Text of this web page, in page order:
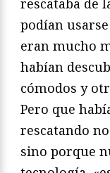
rescataba de
podían
eran mucho
habían
cómodos y
Pero que
rescatando
sino porque